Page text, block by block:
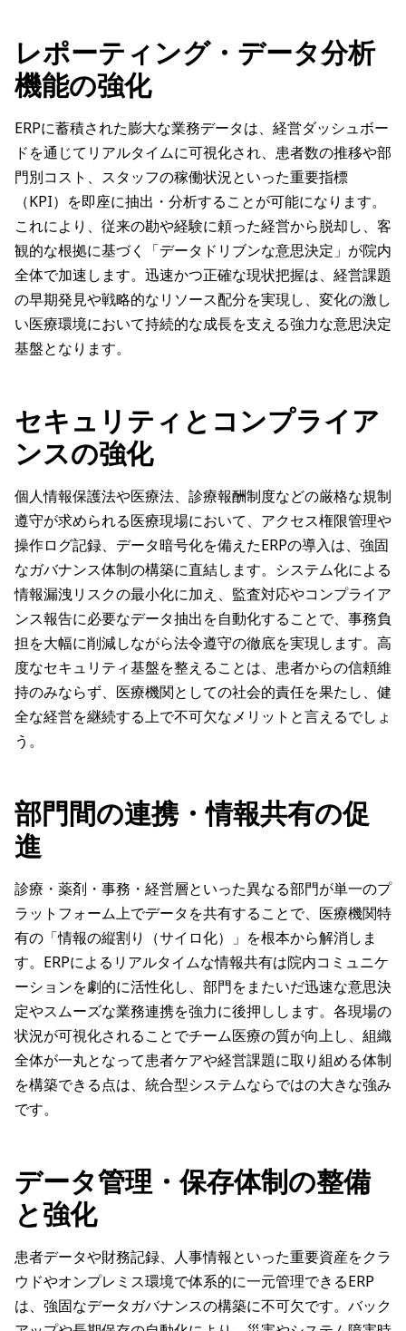
レポーティング・データ分析
機能の強化
ERPに蓄積された膨大な業務データは、経営ダッシュボー
ドを通じてリアルタイムに可視化され、患者数の推移や部
門別コスト、スタッフの稼働状況といった重要指標
（KPI）を即座に抽出・分析することが可能になります。
これにより、従来の勘や経験に頼った経営から脱却し、客
観的な根拠に基づく「データドリブンな意思決定」が院内
全体で加速します。迅速かつ正確な現状把握は、経営課題
の早期発見や戦略的なリソース配分を実現し、変化の激し
い医療環境において持続的な成長を支える強力な意思決定
基盤となります。
セキュリティとコンプライア
ンスの強化
個人情報保護法や医療法、診療報酬制度などの厳格な規制
遵守が求められる医療現場において、アクセス権限管理や
操作ログ記録、データ暗号化を備えたERPの導入は、強固
なガバナンス体制の構築に直結します。システム化による
情報漏洩リスクの最小化に加え、監査対応やコンプライア
ンス報告に必要なデータ抽出を自動化することで、事務負
担を大幅に削減しながら法令遵守の徹底を実現します。高
度なセキュリティ基盤を整えることは、患者からの信頼維
持のみならず、医療機関としての社会的責任を果たし、健
全な経営を継続する上で不可欠なメリットと言えるでしょ
う。
部門間の連携・情報共有の促
進
診療・薬剤・事務・経営層といった異なる部門が単一のプ
ラットフォーム上でデータを共有することで、医療機関特
有の「情報の縦割り（サイロ化）」を根本から解消しま
す。ERPによるリアルタイムな情報共有は院内コミュニケ
ーションを劇的に活性化し、部門をまたいだ迅速な意思決
定やスムーズな業務連携を強力に後押しします。各現場の
状況が可視化されることでチーム医療の質が向上し、組織
全体が一丸となって患者ケアや経営課題に取り組める体制
を構築できる点は、統合型システムならではの大きな強み
です。
データ管理・保存体制の整備
と強化
患者データや財務記録、人事情報といった重要資産をクラ
ウドやオンプレミス環境で体系的に一元管理できるERP
は、強固なデータガバナンスの構築に不可欠です。バック